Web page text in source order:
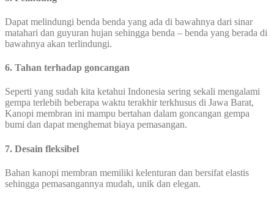
Dapat melindungi benda benda yang ada di bawahnya dari sinar
matahari dan guyuran hujan sehingga benda – benda yang berada di
bawahnya akan terlindungi.
6. Tahan terhadap goncangan
Seperti yang sudah kita ketahui Indonesia sering sekali mengalami
gempa terlebih beberapa waktu terakhir terkhusus di Jawa Barat,
Kanopi membran ini mampu bertahan dalam goncangan gempa
bumi dan dapat menghemat biaya pemasangan.
7. Desain fleksibel
Bahan kanopi membran memiliki kelenturan dan bersifat elastis
sehingga pemasangannya mudah, unik dan elegan.